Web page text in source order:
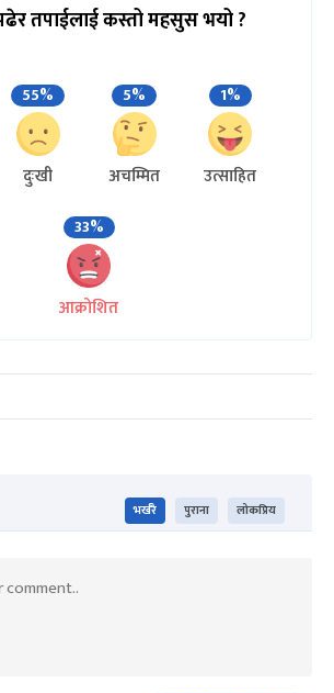
तपाईलाई कस्तो महसुस भयो ?
55%
दुःखी
5%
अचम्मित
1%
उत्साहित
33%
आक्रोशित
भर्खरै पुराना लोकप्रिय